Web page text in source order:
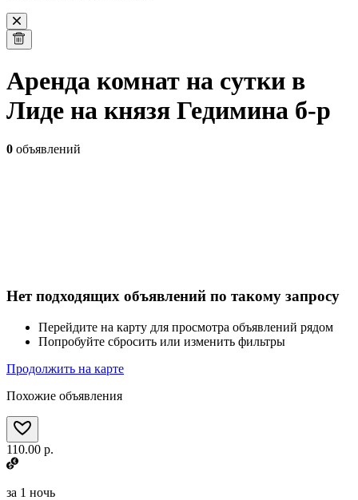
Аренда комнат на сутки в
Лиде на князя Гедимина б-р
0 объявлений
Нет подходящих объявлений по такому запросу
Перейдите на карту для просмотра объявлений рядом
Попробуйте сбросить или изменить фильтры
Продолжить на карте
Похожие объявления
110.00 р.
за 1 ночь